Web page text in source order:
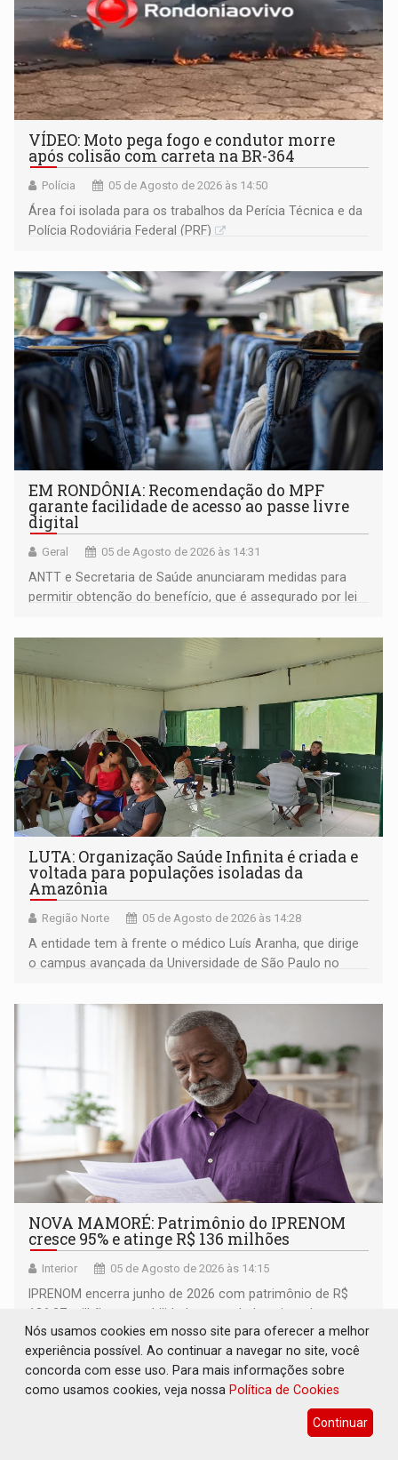
VÍDEO: Moto pega fogo e condutor morre
após colisão com carreta na BR-364
Polícia 05 de Agosto de 2026 às 14:50
Área foi isolada para os trabalhos da Perícia Técnica e da
Polícia Rodoviária Federal (PRF)
EM RONDÔNIA: Recomendação do MPF
garante facilidade de acesso ao passe livre
digital
Geral 05 de Agosto de 2026 às 14:31
ANTT e Secretaria de Saúde anunciaram medidas para
permitir obtenção do benefício, que é assegurado por lei
LUTA: Organização Saúde Infinita é criada e
voltada para populações isoladas da
Amazônia
Região Norte 05 de Agosto de 2026 às 14:28
A entidade tem à frente o médico Luís Aranha, que dirige
o campus avançada da Universidade de São Paulo no
NOVA MAMORÉ: Patrimônio do IPRENOM
cresce 95% e atinge R$ 136 milhões
Interior 05 de Agosto de 2026 às 14:15
IPRENOM encerra junho de 2026 com patrimônio de R$
136,27 milhões, rentabilidade acumulada acima da meta
atuarial e trajetória consistente de crescimento
Nós usamos cookies em nosso site para oferecer a melhor
experiência possível. Ao continuar a navegar no site, você
concorda com esse uso. Para mais informações sobre
como usamos cookies, veja nossa Política de Cookies
Continuar